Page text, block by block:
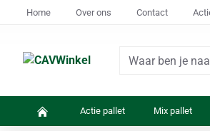
Home Over ons Contact
Waar
Actie pallet Mix pallet